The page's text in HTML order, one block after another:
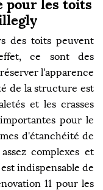
pour les toits
des toits peuvent
ce sont des
l'apparence
de la structure est
et les crasses
pour le
d'étanchéité de
complexes et
indispensable de
11 pour les